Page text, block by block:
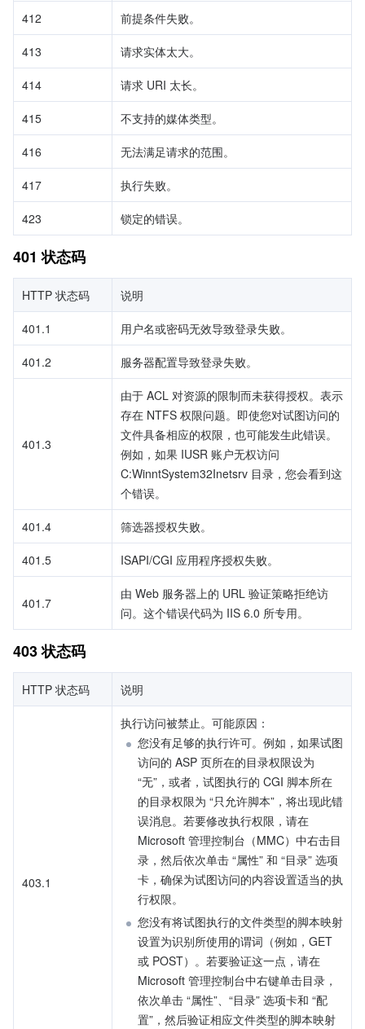
412 前提条件失败。
413 请求实体太大。
414 请求 URI 太长。
415 不支持的媒体类型。
416 无法满足请求的范围。
417 执行失败。
423 锁定的错误。
401 状态码
HTTP 状态码 说明
401.1 用户名或密码无效导致登录失败。
401.2 服务器配置导致登录失败。
401.3
由于 ACL 对资源的限制而未获得授权。表示
存在 NTFS 权限问题。即使您对试图访问的
文件具备相应的权限，也可能发生此错误。
例如，如果 IUSR 账户无权访问
C:WinntSystem32Inetsrv 目录，您会看到这
个错误。
401.4 筛选器授权失败。
401.5 ISAPI/CGI 应用程序授权失败。
401.7
由 Web 服务器上的 URL 验证策略拒绝访
问。这个错误代码为 IIS 6.0 所专用。
403 状态码
HTTP 状态码 说明
403.1
执行访问被禁止。可能原因：
您没有足够的执行许可。例如，如果试图
访问的 ASP 页所在的目录权限设为
“无”，或者，试图执行的 CGI 脚本所在
的目录权限为 “只允许脚本”，将出现此错
误消息。若要修改执行权限，请在
Microsoft 管理控制台（MMC）中右击目
录，然后依次单击 “属性” 和 “目录” 选项
卡，确保为试图访问的内容设置适当的执
行权限。
您没有将试图执行的文件类型的脚本映射
设置为识别所使用的谓词（例如，GET
或 POST）。若要验证这一点，请在
Microsoft 管理控制台中右键单击目录，
依次单击 “属性”、“目录” 选项卡和 “配
置”，然后验证相应文件类型的脚本映射